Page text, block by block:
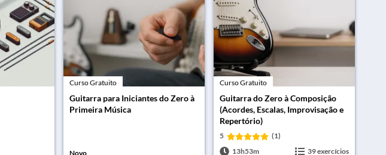
Curso Gratuito
Guitarra para Iniciantes do Zero à
Primeira Música
Novo
Curso Gratuito
Guitarra do Zero à Composição
(Acordes, Escalas, Improvisação e
Repertório)
5
(1)
13h53m
39 exercícios